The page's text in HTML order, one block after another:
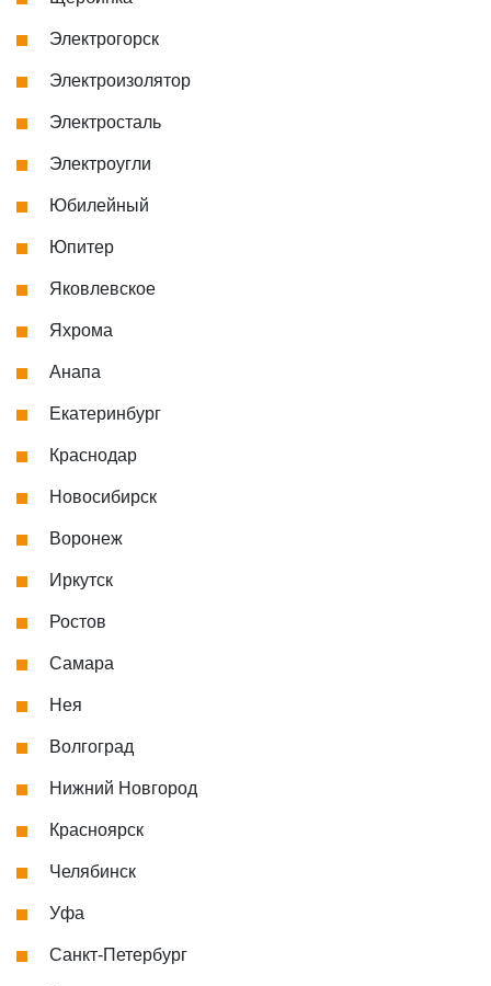
Электрогорск
Электроизолятор
Электросталь
Электроугли
Юбилейный
Юпитер
Яковлевское
Яхрома
Анапа
Екатеринбург
Краснодар
Новосибирск
Воронеж
Иркутск
Ростов
Самара
Нея
Волгоград
Нижний Новгород
Красноярск
Челябинск
Уфа
Санкт-Петербург